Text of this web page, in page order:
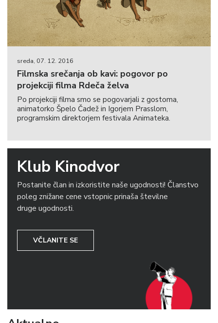
sreda, 07. 12. 2016
Filmska srečanja ob kavi: pogovor po
projekciji filma Rdeča želva
Po projekciji filma smo se pogovarjali z gostoma,
animatorko Špelo Čadež in Igorjem Prasslom,
programskim direktorjem festivala Animateka.
Klub Kinodvor
Postanite član in izkoristite naše ugodnosti! Članstvo
poleg znižane cene vstopnic prinaša številne
druge ugodnosti.
VČLANITE SE